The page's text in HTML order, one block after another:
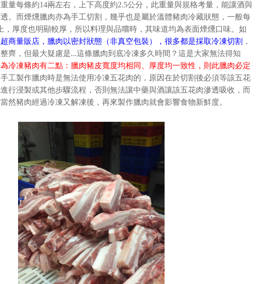
量每條約14兩左右，上下高度約2.5公分，此重量與規格考量，能讓酒與
。而煙燻臘肉亦為手工切割，幾乎也是屬於溫體豬肉冷藏狀態，一般每
，厚度也明顯較厚，所以料理與品嚐時，其味道均為表面煙燻口味。如
商量販店，臘肉以密封狀態（非真空包裝），很多都是採取冷凍切割 ，
齊，但最大疑慮是...這條臘肉到底冷凍多久時間？這是大家無法得知
冷凍豬肉有二點：臘肉豬皮寬度均相同、厚度均一致性，則此臘肉必定
手工製作臘肉時是無法使用冷凍五花肉的，原因在於切割後必須等該五花
行浸製或其他步驟流程，否則無法讓中藥與酒讓該五花肉滲透吸收，而
然豬肉經過冷凍又解凍後，再來製作臘肉就會影響食物新鮮度。